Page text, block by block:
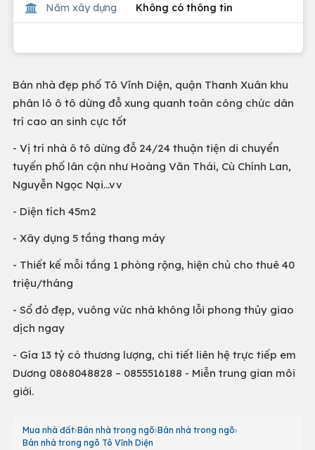
Năm xây dựng Không có thông tin
Bán nhà đẹp phố Tô Vĩnh Diện, quận Thanh Xuân khu
phân lô ô tô dừng đỗ xung quanh toàn công chức dân
trí cao an sinh cực tốt
- Vị trí nhà ô tô dừng đỗ 24/24 thuận tiện di chuyển
tuyến phố lân cận như Hoàng Văn Thái, Cù Chính Lan,
Nguyễn Ngọc Nại...vv
- Diện tích 45m2
- Xây dựng 5 tầng thang máy
- Thiết kế mỗi tầng 1 phòng rộng, hiện chủ cho thuê 40
triệu/tháng
- Sổ đỏ đẹp, vuông vức nhà không lỗi phong thủy giao
dịch ngay
- Gía 13 tỷ có thương lượng, chi tiết liên hệ trực tiếp em
Dương 0868048828 – 0855516188 - Miễn trung gian môi
giới.
Mua nhà đất Bán nhà trong ngõ Bán nhà trong ngõ
Bán nhà trong ngõ Tô Vĩnh Diện